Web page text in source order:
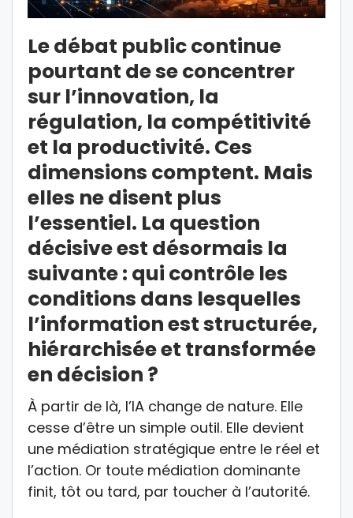
Le débat public continue
pourtant de se concentrer
sur l’innovation, la
régulation, la compétitivité
et la productivité. Ces
dimensions comptent. Mais
elles ne disent plus
l’essentiel. La question
décisive est désormais la
suivante : qui contrôle les
conditions dans lesquelles
l’information est structurée,
hiérarchisée et transformée
en décision ?
À partir de là, l’IA change de nature. Elle
cesse d’être un simple outil. Elle devient
une médiation stratégique entre le réel et
l’action. Or toute médiation dominante
finit, tôt ou tard, par toucher à l’autorité.